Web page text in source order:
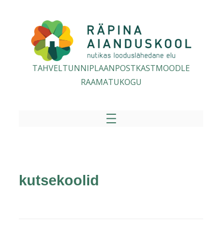
TAHVELTUNNIPLAANPOSTKASTMOODLE
RAAMATUKOGU
kutsekoolid